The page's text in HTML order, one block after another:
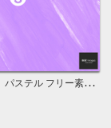
パステル フリー素材 3 無料で使える背景画像集